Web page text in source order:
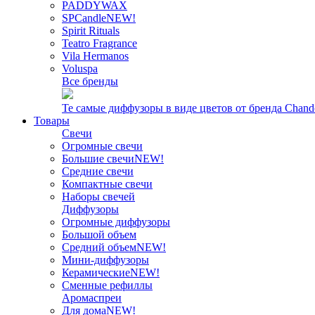
PADDYWAX
SPCandleNEW!
Spirit Rituals
Teatro Fragrance
Vila Hermanos
Voluspa
Все бренды
Те самые диффузоры в виде цветов от бренда
Товары
Свечи
Огромные свечи
Большие свечиNEW!
Средние свечи
Компактные свечи
Наборы свечей
Диффузоры
Огромные диффузоры
Большой объем
Средний объемNEW!
Мини-диффузоры
КерамическиеNEW!
Сменные рефиллы
Аромаспреи
Для домаNEW!